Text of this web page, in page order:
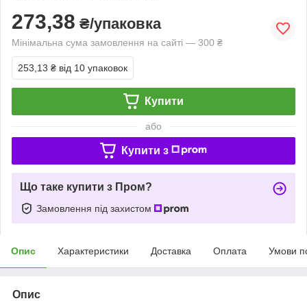
273,38 ₴/упаковка
Мінімальна сума замовлення на сайті — 300 ₴
253,13 ₴ від 10 упаковок
Купити
або
Купити з
Що таке купити з Пром?
Замовлення під захистом
Опис Характеристики Доставка Оплата Умови
Опис